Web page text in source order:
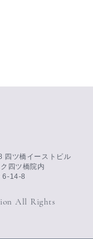
四ツ橋イーストビル
四ツ橋院内
6-14-8
All Rights